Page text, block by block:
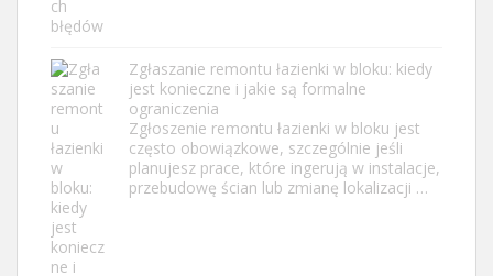
Zgłaszanie remontu łazienki w bloku: kiedy
jest konieczne i jakie są formalne
ograniczenia
Zgłoszenie remontu łazienki w bloku jest
często obowiązkowe, szczególnie jeśli
planujesz prace, które ingerują w instalacje,
przebudowę ścian lub zmianę lokalizacji …